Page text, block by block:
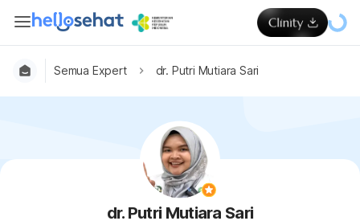
Semua Expert dr. Putri Mutiara Sari
dr. Putri Mutiara Sari